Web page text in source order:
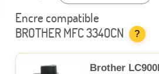
Encre compatible
BROTHER MFC 3340CN
?
Brother